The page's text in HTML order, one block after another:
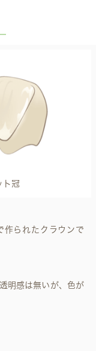
ト冠
作られたクラウンで
明感は無いが、色が